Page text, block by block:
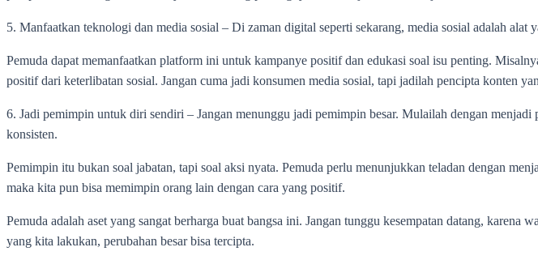
5. Manfaatkan teknologi dan media sosial – Di zaman digital seperti sekarang, media sosial adalah
Pemuda dapat memanfaatkan platform ini untuk kampanye positif dan edukasi soal isu penting.
positif dari keterlibatan sosial. Jangan cuma jadi konsumen media sosial, tapi jadilah pencipta konten
6. Jadi pemimpin untuk diri sendiri – Jangan menunggu jadi pemimpin besar. Mulailah dengan
konsisten.
Pemimpin itu bukan soal jabatan, tapi soal aksi nyata. Pemuda perlu menunjukkan teladan dengan
maka kita pun bisa memimpin orang lain dengan cara yang positif.‎
Pemuda adalah aset yang sangat berharga buat bangsa ini. Jangan tunggu kesempatan datang,
yang kita lakukan, perubahan besar bisa tercipta.